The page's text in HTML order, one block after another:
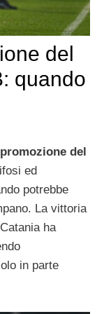
del
quando
del
ed
potrebbe
La vittoria
ha
in parte